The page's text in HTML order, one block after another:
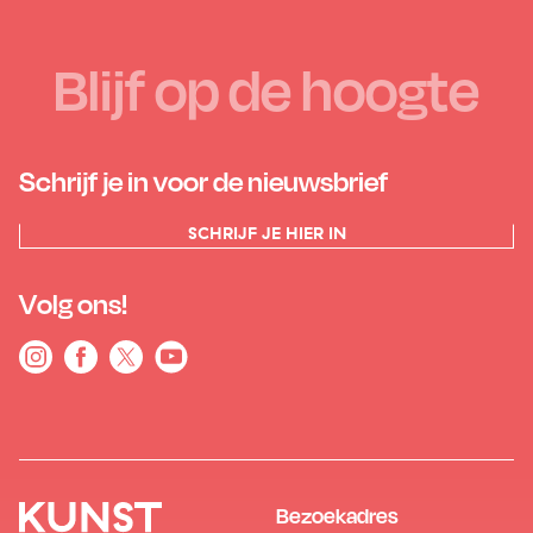
Blijf op de hoogte
Schrijf je in voor de nieuwsbrief
SCHRIJF JE HIER IN
Volg ons!
Bezoekadres